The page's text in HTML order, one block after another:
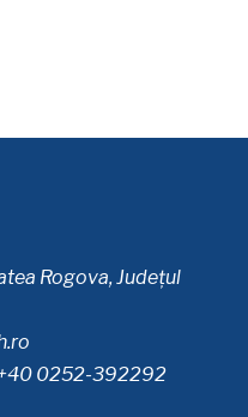
Rogova, Județul
0252-392292